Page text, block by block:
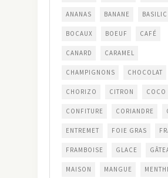
ANANAS BANANE BASILIC
BOCAUX BOEUF CAFÉ
CANARD CARAMEL
CHAMPIGNONS CHOCOLAT
CHORIZO CITRON COCO
CONFITURE CORIANDRE
ENTREMET FOIE GRAS
FRAMBOISE GLACE
MAISON MANGUE